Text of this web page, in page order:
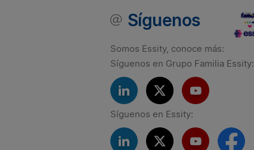
Síguenos
Somos Essity, conoce más:
Síguenos en Grupo Familia Essity:
Síguenos en Essity: